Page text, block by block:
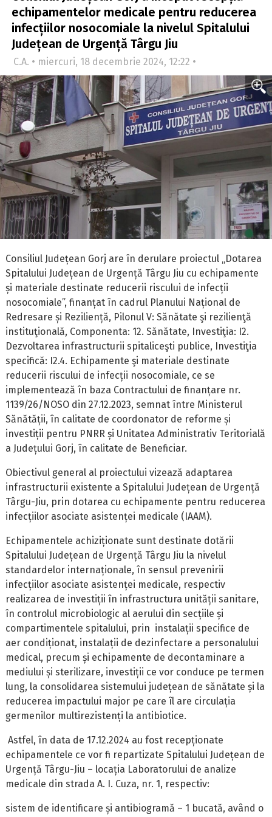
echipamentelor medicale pentru reducerea
infecțiilor nosocomiale la nivelul Spitalului
Județean de Urgență Târgu Jiu
C.A. • miercuri, 18 decembrie 2024, 12:22 •
Consiliul Județean Gorj are în derulare proiectul „Dotarea
Spitalului Județean de Urgență Târgu Jiu cu echipamente
și materiale destinate reducerii riscului de infecții
nosocomiale”, finanțat în cadrul Planului Național de
Redresare și Reziliență, Pilonul V: Sănătate şi rezilienţă
instituţională, Componenta: 12. Sănătate, Investiţia: I2.
Dezvoltarea infrastructurii spitaliceşti publice, Investiţia
specifică: I2.4. Echipamente şi materiale destinate
reducerii riscului de infecții nosocomiale, ce se
implementează în baza Contractului de finanțare nr.
1139/26/NOSO din 27.12.2023, semnat între Ministerul
Sănătății, în calitate de coordonator de reforme și
investiții pentru PNRR și Unitatea Administrativ Teritorială
a Județului Gorj, în calitate de Beneficiar.
Obiectivul general al proiectului vizează adaptarea
infrastructurii existente a Spitalului Județean de Urgență
Târgu-Jiu, prin dotarea cu echipamente pentru reducerea
infecțiilor asociate asistenței medicale (IAAM).
Echipamentele achiziționate sunt destinate dotării
Spitalului Județean de Urgență Târgu Jiu la nivelul
standardelor internaționale, în sensul prevenirii
infecțiilor asociate asistenței medicale, respectiv
realizarea de investiții în infrastructura unității sanitare,
în controlul microbiologic al aerului din secțiile și
compartimentele spitalului, prin instalații specifice de
aer condiționat, instalații de dezinfectare a personalului
medical, precum și echipamente de decontaminare a
mediului și sterilizare, investiții ce vor conduce pe termen
lung, la consolidarea sistemului județean de sănătate și la
reducerea impactului major pe care îl are circulația
germenilor multirezistenți la antibiotice.
Astfel, în data de 17.12.2024 au fost recepționate
echipamentele ce vor fi repartizate Spitalului Județean de
Urgență Târgu-Jiu – locația Laboratorului de analize
medicale din strada A. I. Cuza, nr. 1, respectiv:
sistem de identificare și antibiogramă – 1 bucată, având o